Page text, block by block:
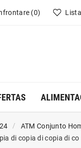
(0)
ATM Conjunto
di copia di copia di co